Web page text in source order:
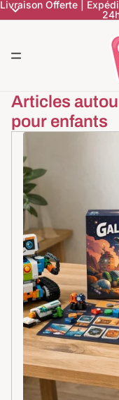
Livraison Offerte |
Articles
pour enfants